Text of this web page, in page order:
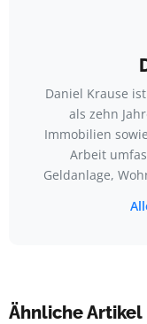
Daniel Krause
als zehn
Immobilien
Arbeit
Geldanlage,
Ähnliche Artikel